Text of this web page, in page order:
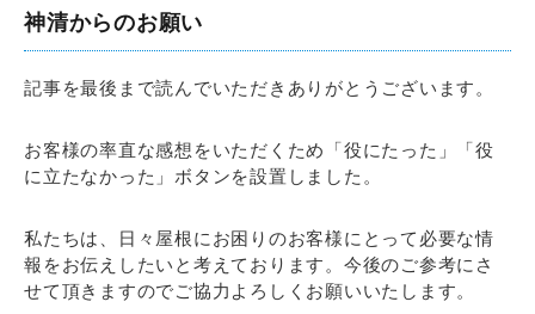
神清からのお願い
記事を最後まで読んでいただきありがとうございます。
お客様の率直な感想をいただくため「役にたった」「役
に立たなかった」ボタンを設置しました。
私たちは、日々屋根にお困りのお客様にとって必要な情
報をお伝えしたいと考えております。今後のご参考にさ
せて頂きますのでご協力よろしくお願いいたします。